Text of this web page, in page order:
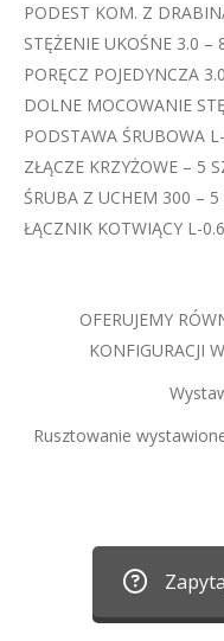
PODEST KOM. Z
STĘŻENIE UKOŚNE 3.0 –
PORĘCZ POJEDYNCZA
DOLNE MOCOWANIE
PODSTAWA ŚRUBOWA
ZŁĄCZE KRZYŻOWE – 5
ŚRUBA Z UCHEM 300 – 5
ŁĄCZNIK KOTWIĄCY L-
OFERUJEMY
KONFIGURACJI
Rusztowanie